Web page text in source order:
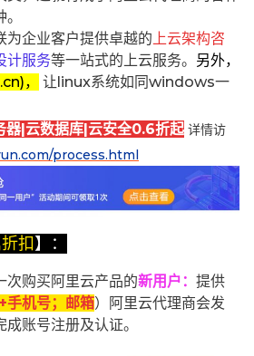
为企业客户提供卓越的 上云架构咨
计服务等一站式的上云服务。 另外，
，
让linux系统如同windows一
|云数据库|云安全0.6折起 详情访
process.html
扣】：
次购买阿里云产品的新用户 ： 提供
手机号；邮箱）阿里云代理商会发
成账号注册及认证。